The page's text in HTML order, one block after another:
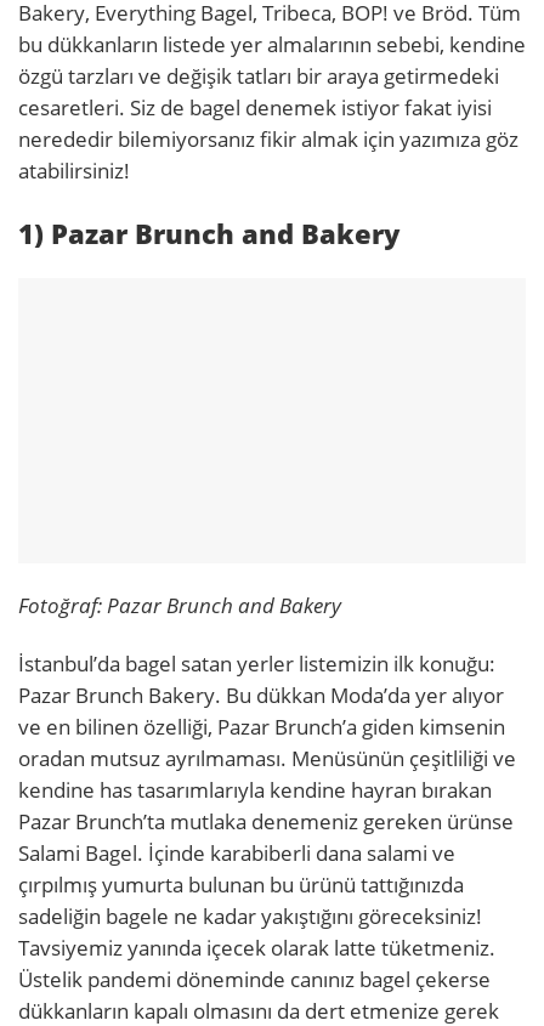
Bakery, Everything Bagel, Tribeca, BOP! ve Bröd. Tüm
bu dükkanların listede yer almalarının sebebi, kendine
özgü tarzları ve değişik tatları bir araya getirmedeki
cesaretleri. Siz de bagel denemek istiyor fakat iyisi
nerededir bilemiyorsanız fikir almak için yazımıza göz
atabilirsiniz!
1) Pazar Brunch and Bakery
Fotoğraf: Pazar Brunch and Bakery
İstanbul’da bagel satan yerler listemizin ilk konuğu:
Pazar Brunch Bakery. Bu dükkan Moda’da yer alıyor
ve en bilinen özelliği, Pazar Brunch’a giden kimsenin
oradan mutsuz ayrılmaması. Menüsünün çeşitliliği ve
kendine has tasarımlarıyla kendine hayran bırakan
Pazar Brunch’ta mutlaka denemeniz gereken ürünse
Salami Bagel. İçinde karabiberli dana salami ve
çırpılmış yumurta bulunan bu ürünü tattığınızda
sadeliğin bagele ne kadar yakıştığını göreceksiniz!
Tavsiyemiz yanında içecek olarak latte tüketmeniz.
Üstelik pandemi döneminde canınız bagel çekerse
dükkanların kapalı olmasını da dert etmenize gerek